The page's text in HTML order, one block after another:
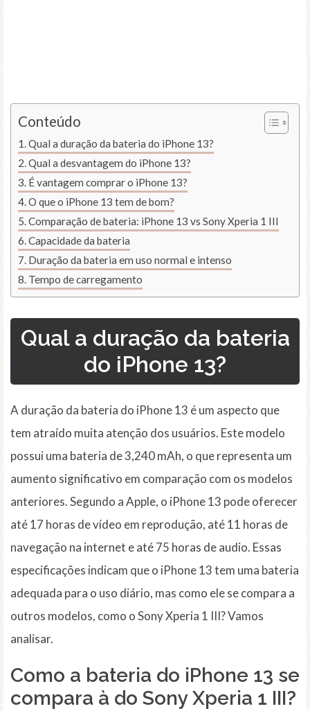
Conteúdo
Qual a duração da bateria do iPhone 13?
Qual a desvantagem do iPhone 13?
É vantagem comprar o iPhone 13?
O que o iPhone 13 tem de bom?
Comparação de bateria: iPhone 13 vs Sony Xperia 1 III
Capacidade da bateria
Duração da bateria em uso normal e intenso
Tempo de carregamento
Qual a duração da bateria
do iPhone 13?
A duração da bateria do iPhone 13 é um aspecto que
tem atraído muita atenção dos usuários. Este modelo
possui uma bateria de 3,240 mAh, o que representa um
aumento significativo em comparação com os modelos
anteriores. Segundo a Apple, o iPhone 13 pode oferecer
até 17 horas de vídeo em reprodução, até 11 horas de
navegação na internet e até 75 horas de audio. Essas
especificações indicam que o iPhone 13 tem uma bateria
adequada para o uso diário, mas como ele se compara a
outros modelos, como o Sony Xperia 1 III? Vamos
analisar.
Como a bateria do iPhone 13 se
compara à do Sony Xperia 1 III?